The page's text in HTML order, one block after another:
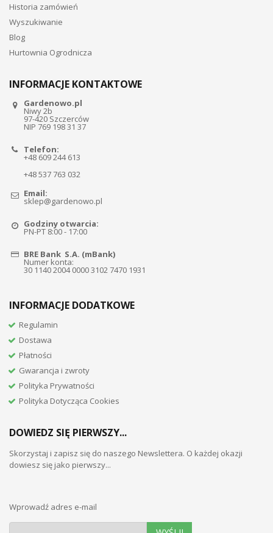
Historia zamówień
Wyszukiwanie
Blog
Hurtownia Ogrodnicza
INFORMACJE KONTAKTOWE
Gardenowo.pl
Niwy 2b
97-420 Szczerców
NIP 769 198 31 37
Telefon:
+48 609 244 613
+48 537 763 032
Email:
sklep@gardenowo.pl
Godziny otwarcia:
PN-PT 8:00 - 17:00
BRE Bank S.A. (mBank)
Numer konta:
30 1140 2004 0000 3102 7470 1931
INFORMACJE DODATKOWE
Regulamin
Dostawa
Płatności
Gwarancja i zwroty
Polityka Prywatności
Polityka Dotycząca Cookies
DOWIEDZ SIĘ PIERWSZY...
Skorzystaj i zapisz się do naszego Newslettera. O każdej okazji
dowiesz się jako pierwszy...
Wprowadź adres e-mail